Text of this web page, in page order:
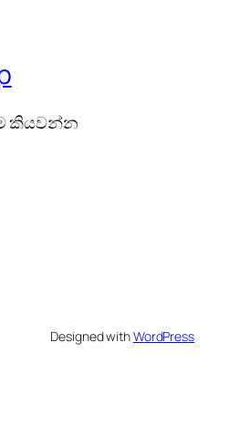
කියවන්න
Designed withWordPress